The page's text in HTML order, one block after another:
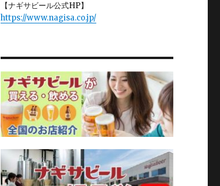
【ナギサビール公式HP】
https://www.nagisa.co.jp/